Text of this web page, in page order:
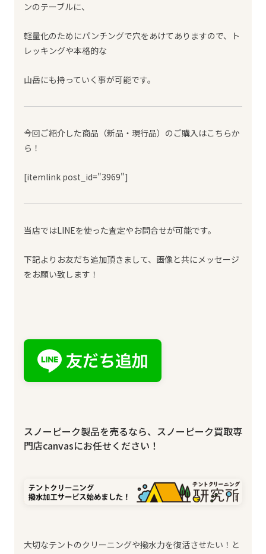
ンのテーブルに、
軽量化のためにパンチングで穴をあけてありますので、ト
レッキングや本格的な
山岳にも持っていく事が可能です。
今回ご紹介した商品（新品・現行品）のご購入はこちらか
ら！
[itemlink post_id="3969"]
当店ではLINEを使った査定やお問合せが可能です。
下記よりお友だち追加頂きまして、画像と共にメッセージ
をお願い致します！
スノーピーク製品を売るなら、スノーピーク買取専
門店canvasにお任せください！
大切なテントのクリーニングや撥水力を復活させたい！と